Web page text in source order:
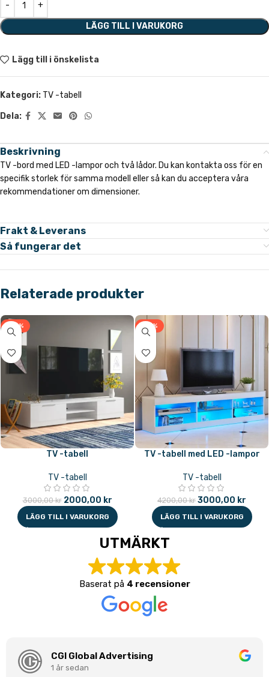
LÄGG TILL I VARUKORG
Lägg till i önskelista
Kategori: TV -tabell
Dela:
Beskrivning
TV -bord med LED -lampor och två lådor. Du kan kontakta oss för en
specifik storlek för samma modell eller så kan du acceptera våra
rekommendationer om dimensioner.
Frakt & Leverans
Så fungerar det
Relaterade produkter
-33%
TV -tabell
TV -tabell
3000,00kr 2000,00 kr
LÄGG TILL I VARUKORG
-29%
TV -tabell med LED -lampor
TV -tabell
4200,00kr 3000,00 kr
LÄGG TILL I VARUKORG
UTMÄRKT
Baserat på 4 recensioner
CGI Global Advertising
1 år sedan